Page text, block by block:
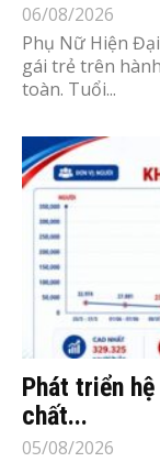
06/08/2026
Phụ Nữ Hiện
gái trẻ trên
toàn. Tuổi...
Phát triển
chất...
05/08/2026